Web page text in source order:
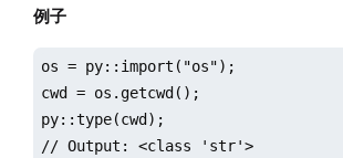
例子
os = py::import("os");
cwd = os.getcwd();
py::type(cwd);
// Output: <class 'str'>